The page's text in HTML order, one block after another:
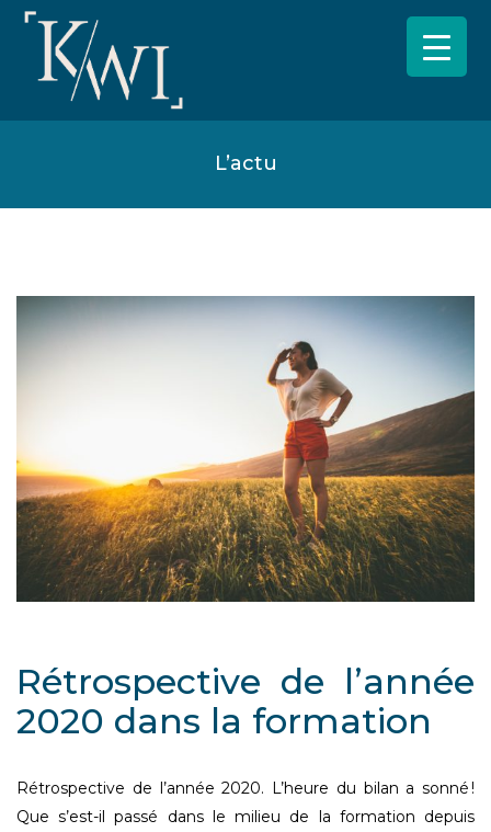
L’actu
Rétrospective de l’année
2020 dans la formation
Rétrospective de l’année 2020. L’heure du bilan a sonné !
Que s’est-il passé dans le milieu de la formation depuis